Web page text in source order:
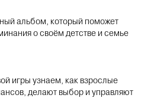
альбом, который поможет
о своём детстве и семье
игры узнаем, как взрослые
делают выбор и управляют